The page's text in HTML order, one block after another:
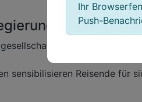
und
implementieren
sensibilisieren Reisende für
Ihr
Push-